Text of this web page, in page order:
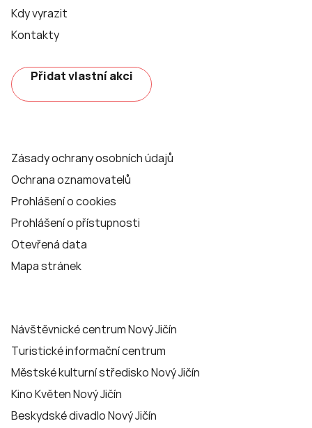
Kdy vyrazit
Kontakty
Přidat vlastní akci
Zásady ochrany osobních údajů
Ochrana oznamovatelů
Prohlášení o cookies
Prohlášení o přístupnosti
Otevřená data
Mapa stránek
Návštěvnické centrum Nový Jičín
Turistické informační centrum
Městské kulturní středisko Nový Jičín
Kino Květen Nový Jičín
Beskydské divadlo Nový Jičín